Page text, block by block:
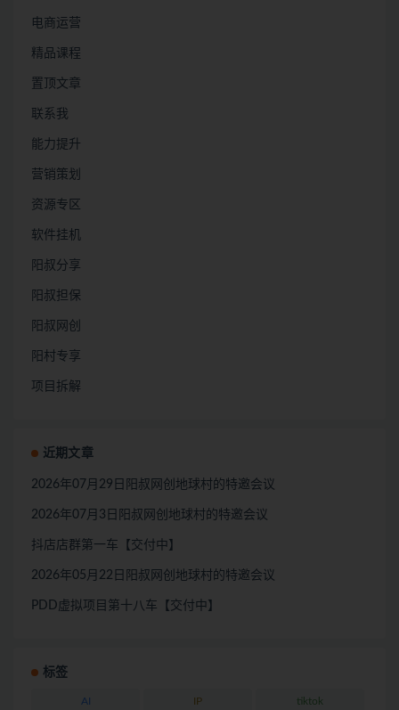
电商运营
精品课程
置顶文章
联系我
能力提升
营销策划
资源专区
软件挂机
阳叔分享
阳叔担保
阳叔网创
阳村专享
项目拆解
近期文章
2026年07月29日阳叔网创地球村的特邀会议
2026年07月3日阳叔网创地球村的特邀会议
抖店店群第一车【交付中】
2026年05月22日阳叔网创地球村的特邀会议
PDD虚拟项目第十八车【交付中】
标签
AI IP tiktok